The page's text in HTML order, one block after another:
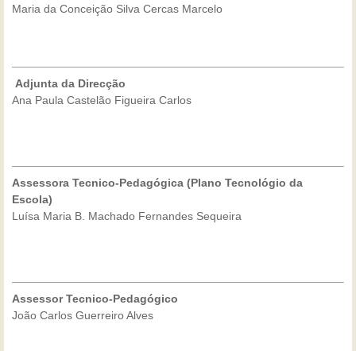
Maria da Conceição Silva Cercas Marcelo
Adjunta da Direcção
Ana Paula Castelão Figueira Carlos
Assessora Tecnico-Pedagógica (Plano Tecnológio da
Escola)
Luísa Maria B. Machado Fernandes Sequeira
Assessor Tecnico-Pedagógico
João Carlos Guerreiro Alves